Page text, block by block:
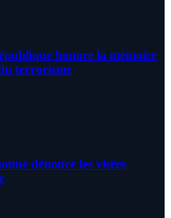
honore la mémoire
terrorisme
dénonce les visées